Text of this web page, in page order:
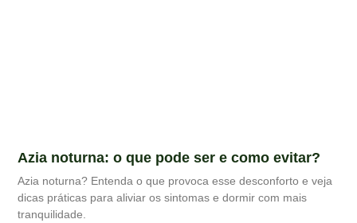
Azia noturna: o que pode ser e como evitar?
Azia noturna? Entenda o que provoca esse desconforto e veja
dicas práticas para aliviar os sintomas e dormir com mais
tranquilidade.